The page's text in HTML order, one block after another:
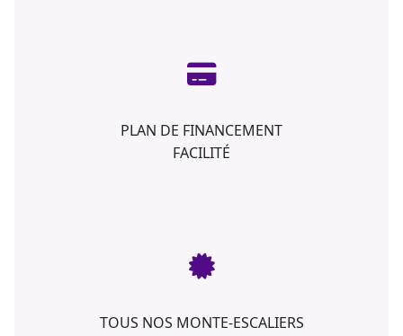
PLAN DE FINANCEMENT
FACILITÉ
TOUS NOS MONTE-ESCALIERS